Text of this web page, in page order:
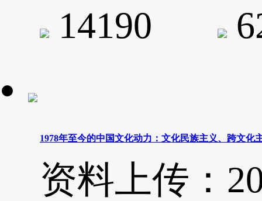
14190
1978年至今的中国文化动力：文化民族主义、跨文化
资料上传：